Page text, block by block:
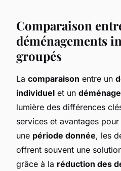
Comparaison
déménagements
groupés
La comparaison entre un
individuel et un
lumière des différences
services et avantages
une période donnée, les
offrent souvent une
grâce à la réduction des